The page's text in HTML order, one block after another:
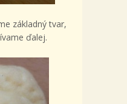
základný tvar,
ďalej.